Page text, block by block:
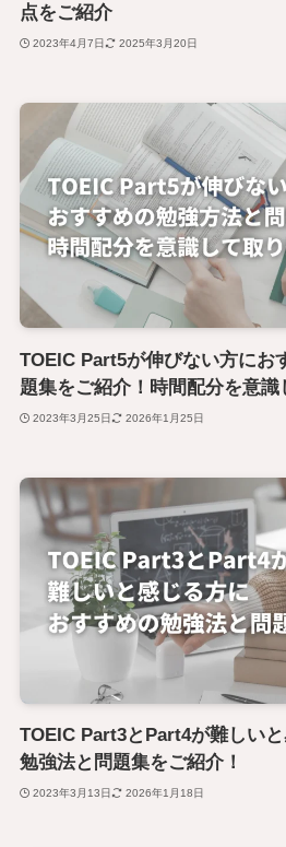
点をご紹介
2023年4月7日 2025年3月20日
TOEIC Part5が伸びない方にお
題集をご紹介！時間配分を意識
2023年3月25日 2026年1月25日
TOEIC Part3とPart4が難しい
勉強法と問題集をご紹介！
2023年3月13日 2026年1月18日